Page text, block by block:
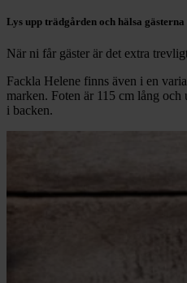
Lys upp trädgården och hälsa
När ni får gäster är det extra
Fackla Helene finns även i en
marken. Foten är 115 cm lång
i backen.